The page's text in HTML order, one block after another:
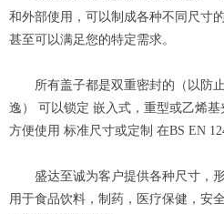
和外部使用，可以制成各种不同尺寸
甚至可以满足您的特定需求。
所有盖子都是双重密封的（以防
逸） 可以锁定 嵌入式，重型或乙烯基
方便使用 标准尺寸或定制 在BS EN
盛达至诚为客户提供各种尺寸，
用于食品饮料，制药，医疗保健，安